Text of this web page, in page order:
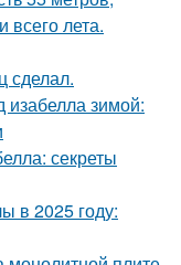
лета.
сделал.
изабелла зимой:
секреты
в 2025 году: